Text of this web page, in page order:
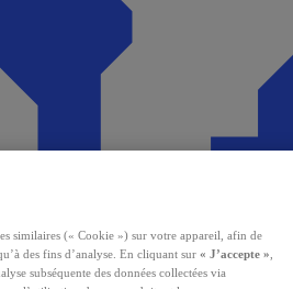
similaires (« Cookie ») sur votre appareil, afin de
des fins d’analyse. En cliquant sur « J’accepte »
subséquente des données collectées via